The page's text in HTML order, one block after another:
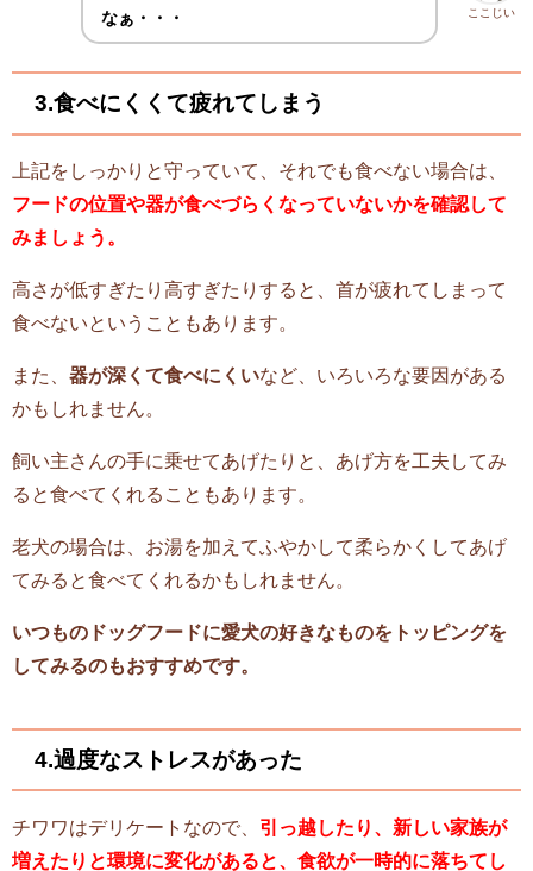
ここじい
なぁ・・・
3.食べにくくて疲れてしまう
上記をしっかりと守っていて、それでも食べない場合は、
フードの位置や器が食べづらくなっていないかを確認して
みましょう。
高さが低すぎたり高すぎたりすると、首が疲れてしまって
食べないということもあります。
また、 器が深くて食べにくいなど、いろいろな要因がある
かもしれません。
飼い主さんの手に乗せてあげたりと、あげ方を工夫してみ
ると食べてくれることもあります。
老犬の場合は、お湯を加えてふやかして柔らかくしてあげ
てみると食べてくれるかもしれません。
いつものドッグフードに愛犬の好きなものをトッピングを
してみるのもおすすめです。
4.過度なストレスがあった
チワワはデリケートなので、 引っ越したり、新しい家族が
増えたりと環境に変化があると、食欲が一時的に落ちてし